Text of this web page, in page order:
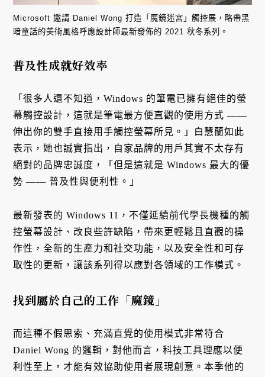
Microsoft 邀請 Daniel Wong 打造「魔鏡迷宮」觸控展，略帶黑
暗童話的美術風格呼應設計師最新發佈的 2021 秋冬系列。
普及性成就好效率
「很多人還不知道，Windows 的筆電已擁有絕佳的螢
幕觸控設計，這就是筆電最方便直觀的使用方式 ——
伸出你的雙手直接用手觸控螢幕所見。」白慧蘭如此
表示，她也誠實指出，自家品牌的用戶其實不太存有
絕對的品牌忠誠度，「但是這就是 Windows 最大的優
勢 —— 普及性與便利性。」
最新發表的 Windows 11，不僅延續前代學長機種的觸
控螢幕設計、改良些許缺陷，帶來更輕鬆且直觀的操
作性，全新的生產力和社交功能，以及安全性和可存
取性的更新，讓該系列得以應對各領域的工作模式。
找到屬於自己的工作「魔鏡」
而這種不假思索、充滿直覺的使用模式非常符合
Daniel Wong 的邏輯，對他而言，科技工具理應以便
利性至上，才能有效協助使用者展現創意。本季他的